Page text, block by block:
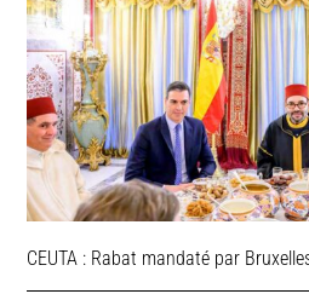
CEUTA : Rabat mandaté par